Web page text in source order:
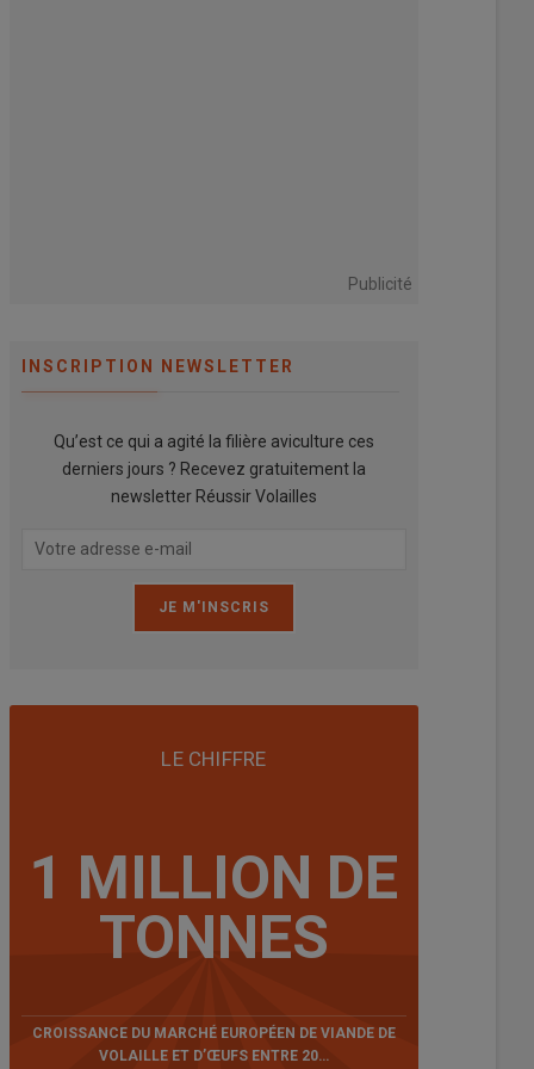
Publicité
INSCRIPTION NEWSLETTER
Qu’est ce qui a agité la filière aviculture ces
derniers jours ? Recevez gratuitement la
newsletter Réussir Volailles
LE CHIFFRE
1 MILLION DE
TONNES
CROISSANCE DU MARCHÉ EUROPÉEN DE VIANDE DE
VOLAILLE ET D’ŒUFS ENTRE 20…